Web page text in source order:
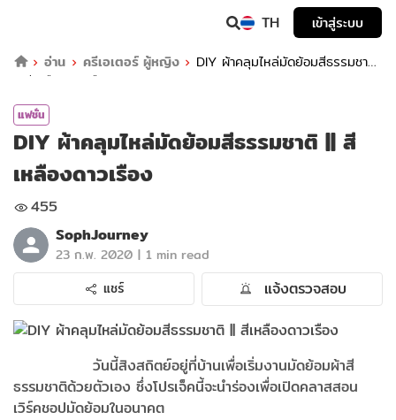
TH
เข้าสู่ระบบ
อ่าน
ครีเอเตอร์ ผู้หญิง
DIY ผ้าคลุมไหล่มัดย้อมสีธรรมชาติ
|| สีเหลืองดาวเรือง
แฟชั่น
DIY ผ้าคลุมไหล่มัดย้อมสีธรรมชาติ || สี
เหลืองดาวเรือง
455
SophJourney
23 ก.พ. 2020 | 1 min read
แชร์
แจ้งตรวจสอบ
วันนี้สิงสถิตย์อยู่ที่บ้านเพื่อเริ่มงานมัดย้อมผ้าสี
ธรรมชาติด้วยตัวเอง ซึ่งโปรเจ็คนี้จะนำร่องเพื่อเปิดคลาสสอน
เวิร์คชอปมัดย้อมในอนาคต